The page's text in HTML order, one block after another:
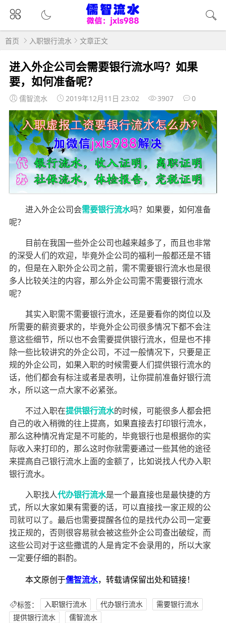
首页 入职银行流水 文章正文
进入外企公司会需要银行流水吗？如果
要，如何准备呢？
儒智流水 2019年12月11日 23:02 3907 0
进入外企公司会需要银行流水吗？如果要，如何准备
呢？
目前在我国一些外企公司也越来越多了，而且也非常
的深受人们的欢迎，毕竟外企公司的福利一般都还是不错
的，但是在入职外企公司之前，需不需要银行流水也是很
多人比较关注的内容，那么外企公司需不需要银行流水
呢？
其实入职需不需要银行流水，还是要看你的岗位以及
所需要的薪资要求的，毕竟外企公司很多情况下都不会注
意这些细节，所以也不会需要提供银行流水，但是也不排
除一些比较讲究的外企公司，不过一般情况下，只要是正
规的外企公司，如果入职的时候需要人们提供银行流水的
话，他们都会有标注或者是表明，让你提前准备好银行流
水，所以这一点大家不必紧张。
不过入职在提供银行流水的时候，可能很多人都会把
自己的收入稍微的往上提高，如果直接去打印银行流水，
那么这种情况肯定是不可能的，毕竟银行也是根据你的实
际收入来打印的，那么这时你就需要通过一些其他的途径
来提高自己银行流水上面的金额了，比如说找人代办入职
银行流水。
入职找人代办银行流水是一个最直接也是最快捷的方
式，所以大家如果有需要的话，可以直接找一家正规的公
司就可以了。最后也需要提醒各位的是找代办公司一定要
找正规的，否则很容易就会被这些外企公司查出破绽，而
这些公司对于这些撒谎的人是肯定不会录用的，所以大家
一定要仔细的斟酌。
本文原创于儒智流水，转载请保留出处和链接！
标签： 入职银行流水 代办银行流水
需要银行流水
提供银行流水
儒智流水